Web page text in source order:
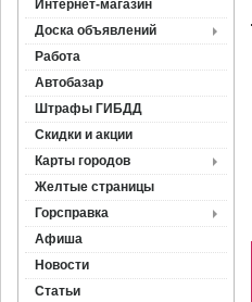
Интернет-магазин
Доска объявлений
Работа
Автобазар
Штрафы ГИБДД
Скидки и акции
Карты городов
Желтые страницы
Горсправка
Афиша
Новости
Статьи